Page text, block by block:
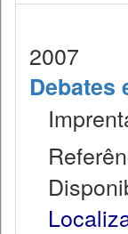
2007
Debates